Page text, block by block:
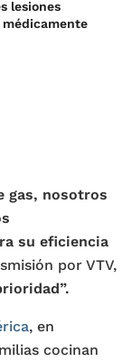
lesiones
gas, nosotros
su eficiencia
por VTV,
, en
cocinan